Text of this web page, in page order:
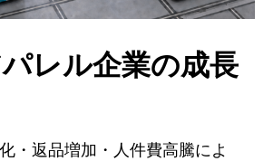
レル企業の成長
・返品増加・人件費高騰によ